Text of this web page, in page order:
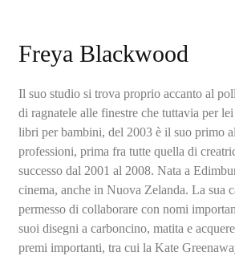
Freya Blackwood
Il suo studio si trova proprio accanto al
di ragnatele alle finestre che tuttavia per
libri per bambini, del 2003 è il suo primo
professioni, prima fra tutte quella di
successo dal 2001 al 2008. Nata a
cinema, anche in Nuova Zelanda. La sua
permesso di collaborare con nomi
suoi disegni a carboncino, matita e
premi importanti, tra cui la Kate